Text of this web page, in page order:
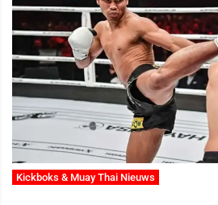
Kickboks & Muay Thai Nieuws